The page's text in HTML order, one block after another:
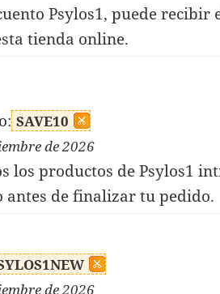
Psylos1, puede recibir
tienda online.
SAVE10
de 2026
los productos de Psylos1
antes de finalizar tu pedido.
de 2026